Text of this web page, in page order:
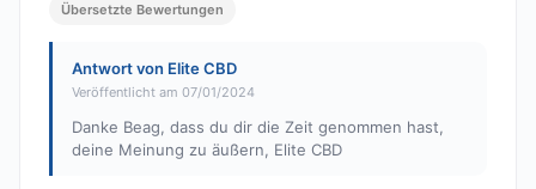
Übersetzte Bewertungen
Antwort von Elite CBD
Veröffentlicht am 07/01/2024
Danke Beag, dass du dir die Zeit genommen hast,
deine Meinung zu äußern, Elite CBD